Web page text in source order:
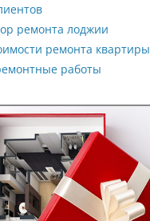
ремонта лоджии
ремонта квартиры
работы